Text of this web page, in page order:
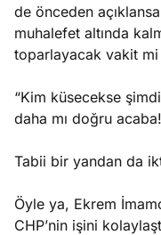
de önceden
muhalefet altında
toparlayacak vakit
“Kim küsecekse
daha mı doğru acaba!
Tabii bir yandan da
Öyle ya, Ekrem
CHP’nin işini